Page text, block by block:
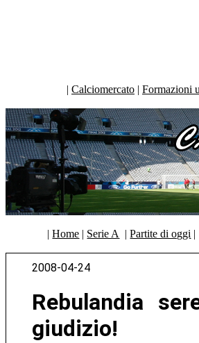
| Calciomercato | Formazioni
|Home | Serie A |Partite di oggi
2008-04-24
Rebulandia
giudizio!